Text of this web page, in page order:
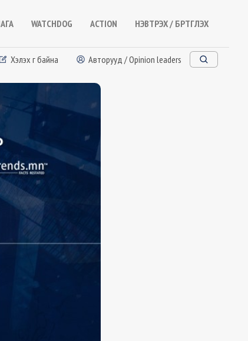
WATCHDOG ACTION НЭВТРЭХ / БҮРТГҮҮЛЭХ
Хэлэх үг байна Авторууд / Opinion leaders